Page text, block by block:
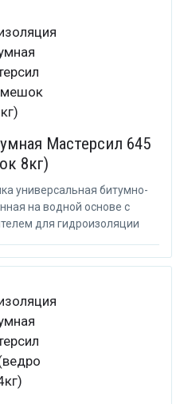
Мастерсил 645
8кг)
универсальная битумно-
на водной основе с
для гидроизоляции